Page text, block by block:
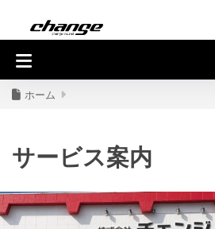
入庫車情報
ホーム
サービス案内